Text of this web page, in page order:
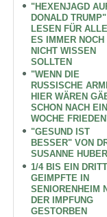
"HEXENJAGD
DONALD
LESEN FÜR
ES IMMER NOCH
NICHT WISSEN
SOLLTEN
"WENN DIE
RUSSISCHE
HIER WÄREN
SCHON NACH
WOCHE
"GESUND IST
BESSER" VON
SUSANNE
1/4 BIS EIN
GEIMPFTE IN
SENIORENHEIM
DER IMPFUNG
GESTORBEN